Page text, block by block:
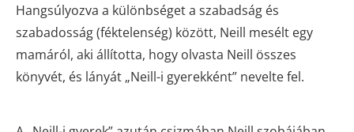
Hangsúlyozva a különbséget a szabadság és
szabadosság (féktelenség) között, Neill mesélt egy
mamáról, aki állította, hogy olvasta Neill összes
könyvét, és lányát „Neill-i gyerekként” nevelte fel.